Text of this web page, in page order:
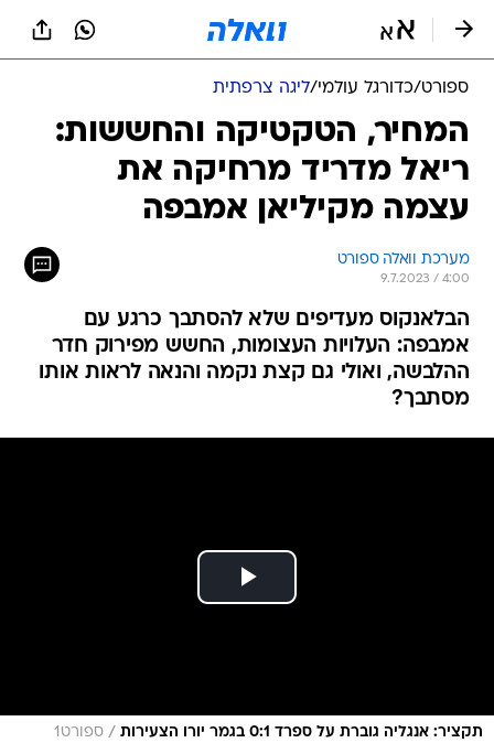
ספורט/כדורגל עולמי/ליגה צרפתית
המחיר, הטקטיקה והחששות:
ריאל מדריד מרחיקה את
עצמה מקיליאן אמבפה
מערכת וואלה ספורט
9.7.2023 / 4:00
הבלאנקוס מעדיפים שלא להסתבך כרגע עם
אמבפה: העלויות העצומות, החשש מפירוק חדר
ההלבשה, ואולי גם קצת נקמה והנאה לראות אותו
מסתבך?
תקציר: אנגליה גוברת על ספרד 0:1 בגמר יורו הצעירות / ספורט1